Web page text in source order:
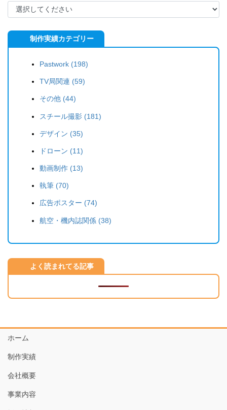
制作実績カテゴリー
Pastwork (198)
TV局関連 (59)
その他 (44)
スチール撮影 (181)
デザイン (35)
ドローン (11)
動画制作 (13)
執筆 (70)
広告ポスター (74)
航空・機内誌関係 (38)
よく読まれてる記事
ホーム
制作実績
会社概要
事業内容